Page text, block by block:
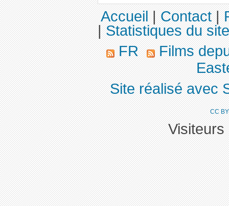
Accueil|Contact|
|Statistiques du site
FR
Films
Site réalisé avec
CC